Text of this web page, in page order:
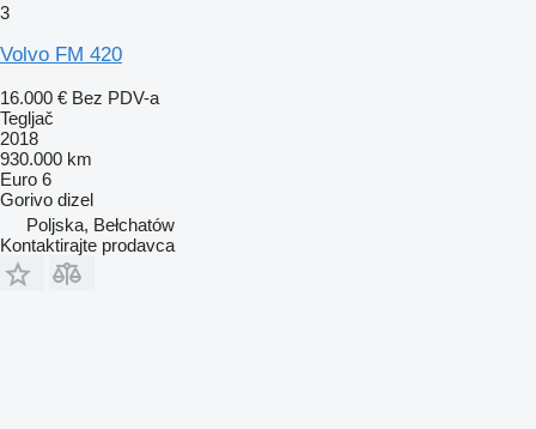
3
Volvo FM 420
16.000 € Bez PDV-a
Tegljač
2018
930.000 km
Euro 6
Gorivo dizel
Poljska, Bełchatów
Kontaktirajte prodavca